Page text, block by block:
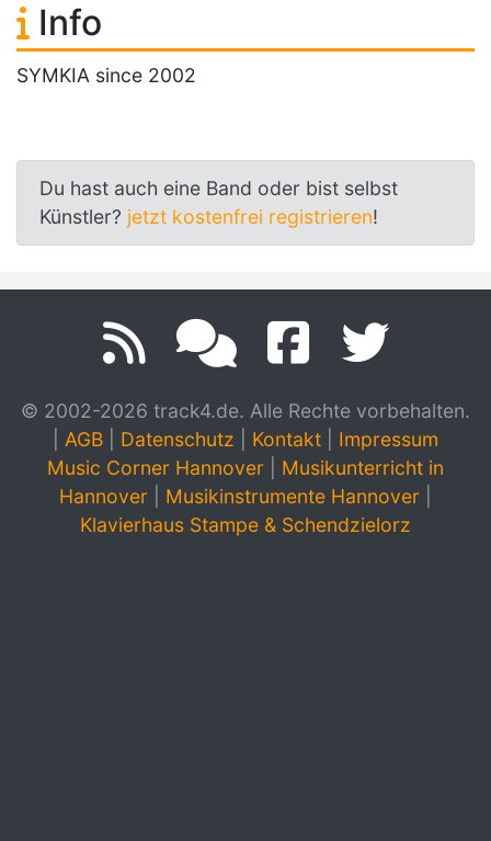
Info
SYMKIA since 2002
Du hast auch eine Band oder bist selbst
Künstler? jetzt kostenfrei registrieren!
© 2002-2026 track4.de. Alle Rechte vorbehalten.
AGB Datenschutz Kontakt
Impressum
Music Corner Hannover
Musikunterricht in
Hannover
Musikinstrumente Hannover
Klavierhaus Stampe & Schendzielorz